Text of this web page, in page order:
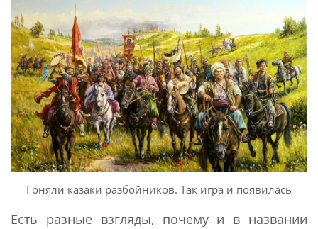
Гоняли казаки разбойников. Так игра и появилась
Есть разные взгляды, почему и в названии